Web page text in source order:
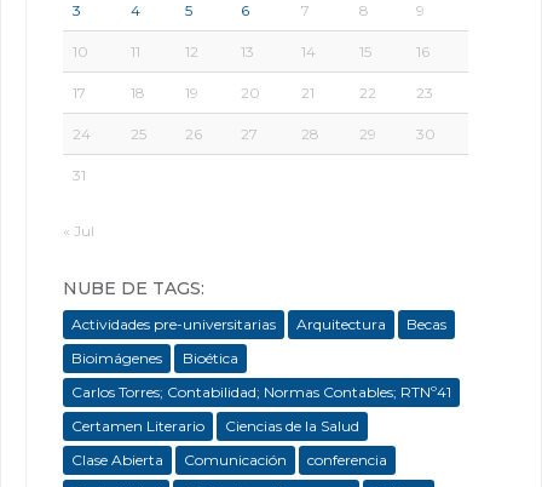
3 4 5 6 7 8 9
10 11 12 13 14 15 16
17 18 19 20 21 22 23
24 25 26 27 28 29 30
31
« Jul
NUBE DE TAGS:
Actividades pre-universitarias Arquitectura
Becas
Bioimágenes
Bioética
Carlos Torres; Contabilidad; Normas Contables; RTNº41
Certamen Literario
Ciencias de la Salud
Clase Abierta
Comunicación
conferencia